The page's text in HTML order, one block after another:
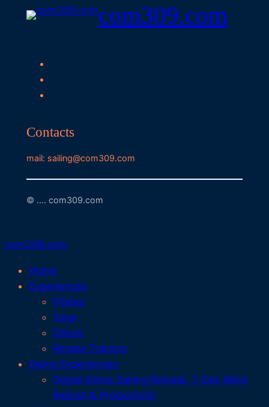
com309.com
Contacts
mail: sailing@com309.com
© …. com309.com
com309.com
Home
Experiences
Pilates
Yoga
Dance
Regata Training
Detox Experiences
Digital Detox Sailing Retreat: 7-Day Mind
Reboot & Productivity